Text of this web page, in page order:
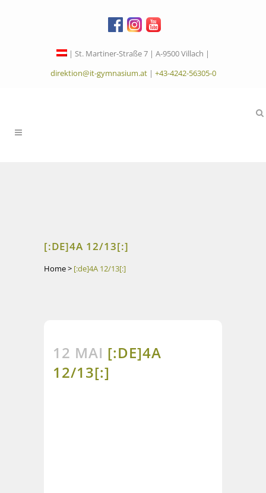
| St. Martiner-Straße 7 | A-9500 Villach |
direktion@it-gymnasium.at| +43-4242-56305-0
[:DE]4A 12/13[:]
Home> [:de]4A 12/13[:]
12 MAI [:DE]4A
12/13[:]